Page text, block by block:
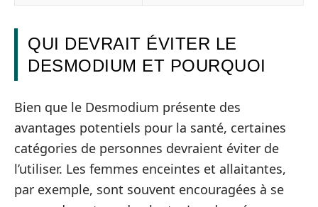
QUI DEVRAIT ÉVITER LE
DESMODIUM ET POURQUOI
Bien que le Desmodium présente des
avantages potentiels pour la santé, certaines
catégories de personnes devraient éviter de
l’utiliser. Les femmes enceintes et allaitantes,
par exemple, sont souvent encouragées à se